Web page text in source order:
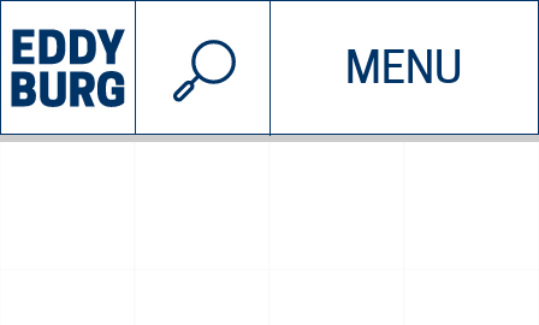
MENU
INIZIATIVE CHI SIAMO
© 2026 EDDYBURG